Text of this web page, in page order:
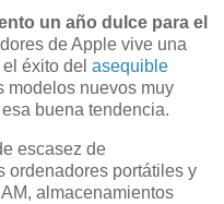
un año dulce para el
de Apple vive una
éxito del asequible
modelos nuevos muy
buena tendencia.
escasez de
ordenadores portátiles y
almacenamientos